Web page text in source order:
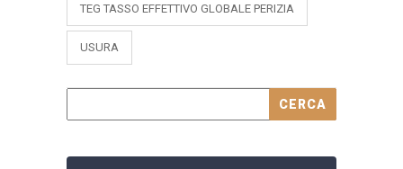
TEG TASSO EFFETTIVO GLOBALE PERIZIA
USURA